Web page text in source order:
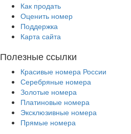
Как продать
Оценить номер
Поддержка
Карта сайта
Полезные ссылки
Красивые номера России
Серебряные номера
Золотые номера
Платиновые номера
Эксклюзивные номера
Прямые номера